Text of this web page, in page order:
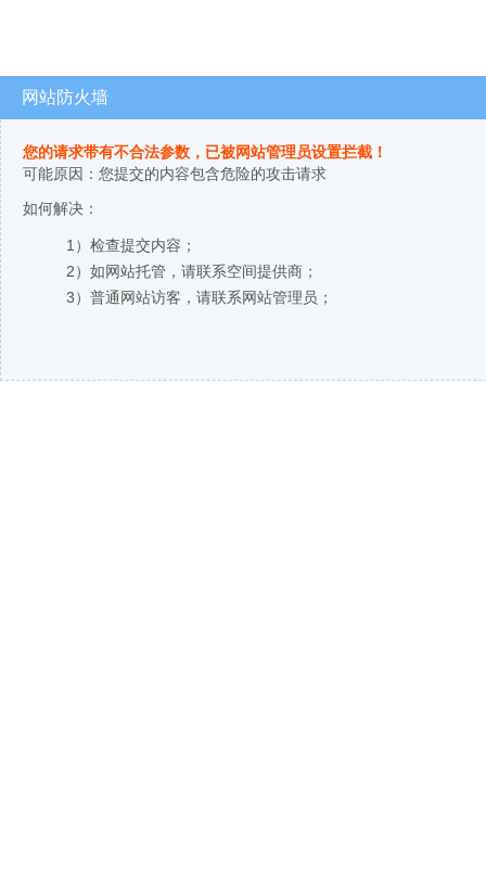
网站防火墙
您的请求带有不合法参数，已被网站管理员设置拦截！
可能原因：您提交的内容包含危险的攻击请求
如何解决：
1）检查提交内容；
2）如网站托管，请联系空间提供商；
3）普通网站访客，请联系网站管理员；